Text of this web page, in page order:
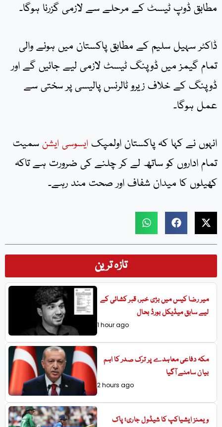
تازہ ترین
میر رضا کیس میں بڑی خبر، قبر کشائی کے
لیے سابق میڈیکل بورڈ بحال
1 hour ago
مکہ دفاعی معاہدے پر ترک صدر کا اہم
بیان سامنے آگیا
2 hours ago
ویمنز ایشیاکپ کا شیڈول جاری؛ پاک
مطابق ڈوپ ٹیسٹ کے مرحلے سے لازمی گزرنا ہوگا۔
ڈاکٹر سہیل سلیم کے مطابق پاکستان میں ہونے والی
تمام گیمز میں ڈوپنگ ٹیسٹ لازمی لیے جائیں گے اور
ڈوپنگ کے خلاف زیرو ٹالرنس پالیسی پر سختی سے
عمل ہوگا۔
انہوں نے کہا کہ پاکستان اولمپک ایسوسی ایشن سمیت
تمام اداروں کو ساتھ لے کر چلنے کی ضرورت ہے تاکہ
کھیلوں کا میدان شفاف اور صحت مند رہے۔